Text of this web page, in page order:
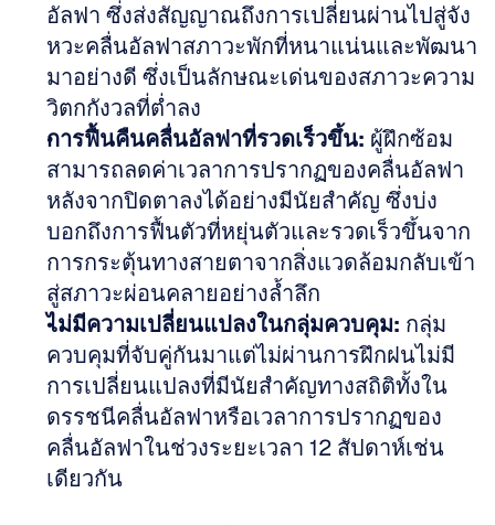
อัลฟา ซึ่งส่งสัญญาณถึงการเปลี่ยนผ่านไปสู่จัง
หวะคลื่นอัลฟาสภาวะพักที่หนาแน่นและพัฒนา
มาอย่างดี ซึ่งเป็นลักษณะเด่นของสภาวะความ
วิตกกังวลที่ต่ำลง
การฟื้นคืนคลื่นอัลฟาที่รวดเร็วขึ้น: ผู้ฝึกซ้อม
สามารถลดค่าเวลาการปรากฏของคลื่นอัลฟา
หลังจากปิดตาลงได้อย่างมีนัยสำคัญ ซึ่งบ่ง
บอกถึงการฟื้นตัวที่หยุ่นตัวและรวดเร็วขึ้นจาก
การกระตุ้นทางสายตาจากสิ่งแวดล้อมกลับเข้า
สู่สภาวะผ่อนคลายอย่างล้ำลึก
ไม่มีความเปลี่ยนแปลงในกลุ่มควบคุม: กลุ่ม
ควบคุมที่จับคู่กันมาแต่ไม่ผ่านการฝึกฝนไม่มี
การเปลี่ยนแปลงที่มีนัยสำคัญทางสถิติทั้งใน
ดรรชนีคลื่นอัลฟาหรือเวลาการปรากฏของ
คลื่นอัลฟาในช่วงระยะเวลา 12 สัปดาห์เช่น
เดียวกัน